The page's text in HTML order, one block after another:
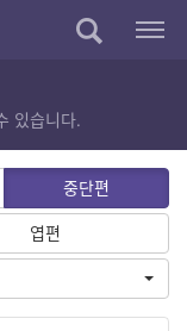
있습니다.
중단편
엽편